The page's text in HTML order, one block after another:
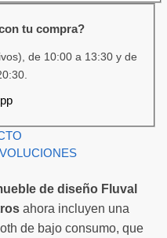
tu compra?
de 10:00 a 13:30 y de
de diseño Fluval
ahora incluyen una
de bajo consumo, que